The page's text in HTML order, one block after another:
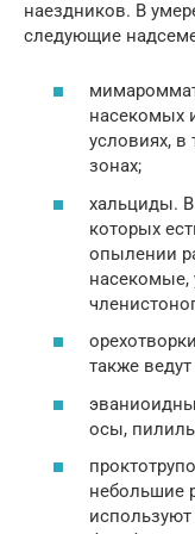
наездников. В
следующие
насекомых
условиях, в
зонах;
хальциды. В
которых
опылении
также
осы,
небольшие
используют